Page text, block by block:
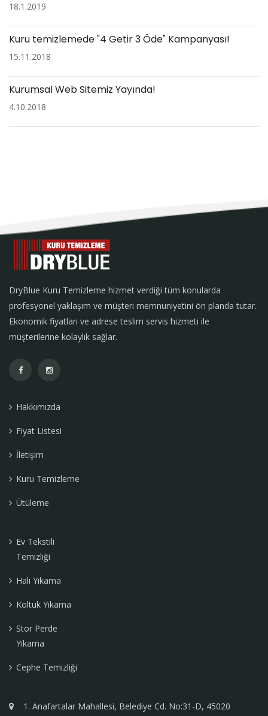
18.1.2019
Kuru temizlemede "4 Getir 3 Öde" Kampanyası!
15.11.2018
Kurumsal Web Sitemiz Yayında!
4.10.2018
DryBlue Kuru Temizleme hizmet verdiği tüm konularda
profesyonel yaklaşım ve müşteri memnuniyetini ön planda tutar.
Ekonomik fiyatları ve adrese teslim servis hizmeti ile
müşterilerine kolaylık sağlar.
Hakkımızda
Fiyat Listesi
İletişim
Kuru Temizleme
Ütüleme
Ev Tekstili
Temizliği
Halı Yıkama
Koltuk Yıkama
Stor Perde
Yıkama
Cephe Temizliği
1. Anafartalar Mahallesi, Belediye Cd. No:31-D, 45020